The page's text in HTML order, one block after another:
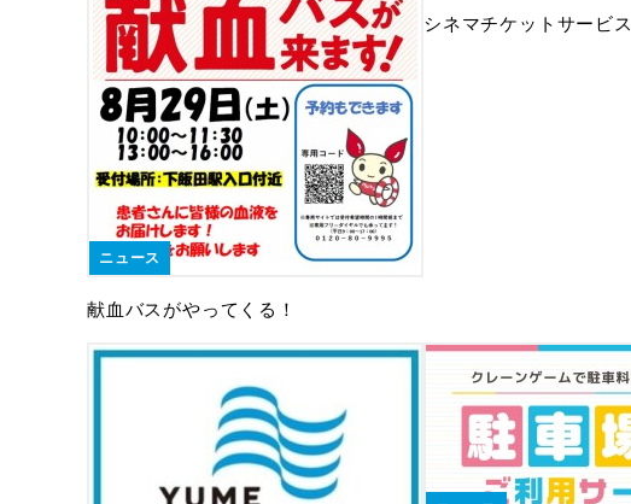
ニュース
献血バスがやってくる！
シネマチケットサービス